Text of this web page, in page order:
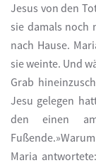
Jesus von den
sie damals noch
nach Hause.
sie weinte. Und
Grab
Jesu gelegen
den einen
Maria